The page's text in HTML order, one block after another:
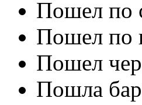
Пошел по
Пошел по
Пошел
Пошла